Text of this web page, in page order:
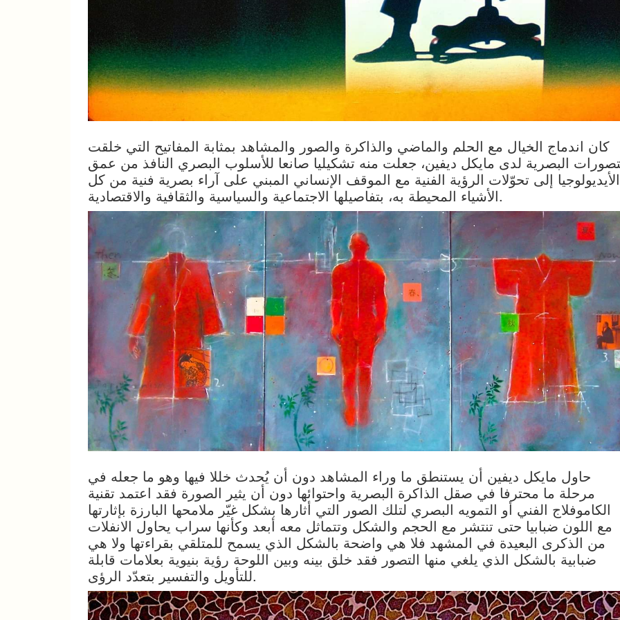
كان اندماج الخيال مع الحلم والماضي والذاكرة والصور والمشاهد بمثابة المفاتيح التي خلقت
البصرية لدى مايكل ديفين، جعلت منه تشكيليا صانعا للأسلوب البصري النافذ من عمق
الأيديولوجيا إلى تحوّلات الرؤية الفنية مع الموقف الإنساني المبني على آراء بصرية فنية من كل
الأشياء المحيطة به، بتفاصيلها الاجتماعية والسياسية والثقافية والاقتصادية.
حاول مايكل ديفين أن يستنطق ما وراء المشاهد دون أن يُحدث خللا فيها وهو ما جعله في
مرحلة ما محترفا في صقل الذاكرة البصرية واحتوائها دون أن يثير الصورة فقد اعتمد تقنية
الكاموفلاج الفني أو التمويه البصري لتلك الصور التي أثارها بشكل غيّر ملامحها البارزة بإثارتها
مع اللون ضبابيا حتى تنتشر مع الحجم والشكل وتتماثل معه أبعد وكأنها سراب يحاول الانفلات
من الذكرى البعيدة في المشهد فلا هي واضحة بالشكل الذي يسمح للمتلقي بقراءتها ولا هي
ضبابية بالشكل الذي يلغي منها التصور فقد خلق بينه وبين اللوحة رؤية بنيوية بعلامات قابلة
للتأويل والتفسير بتعدّد الرؤى.